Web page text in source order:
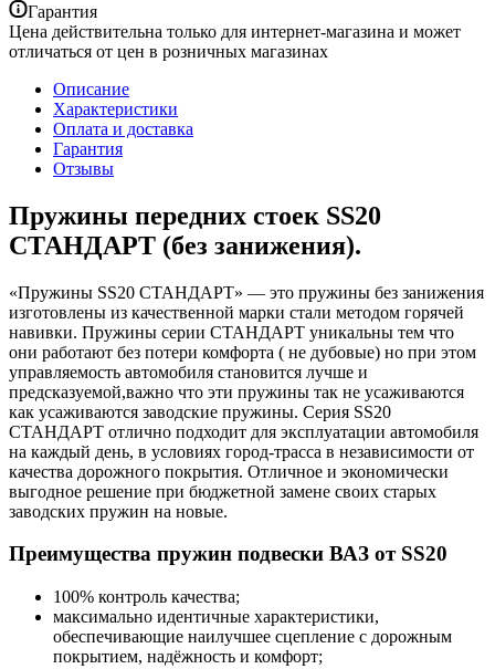
Гарантия
Цена действительна только для интернет-магазина и может
отличаться от цен в розничных магазинах
Описание
Характеристики
Оплата и доставка
Гарантия
Отзывы
Пружины передних стоек SS20
СТАНДАРТ (без занижения).
«Пружины SS20 СТАНДАРТ» — это пружины без занижения
изготовлены из качественной марки стали методом горячей
навивки. Пружины серии СТАНДАРТ уникальны тем что
они работают без потери комфорта ( не дубовые) но при этом
управляемость автомобиля становится лучше и
предсказуемой,важно что эти пружины так не усаживаются
как усаживаются заводские пружины. Серия SS20
СТАНДАРТ отлично подходит для эксплуатации автомобиля
на каждый день, в условиях город-трасса в независимости от
качества дорожного покрытия. Отличное и экономически
выгодное решение при бюджетной замене своих старых
заводских пружин на новые.
Преимущества пружин подвески ВАЗ от SS20
100% контроль качества;
максимально идентичные характеристики,
обеспечивающие наилучшее сцепление с дорожным
покрытием, надёжность и комфорт;